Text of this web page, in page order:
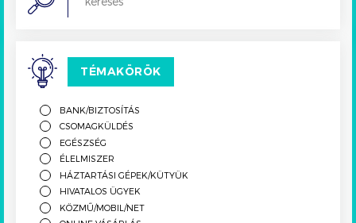
TÉMAKÖRÖK
BANK/BIZTOSÍTÁS
CSOMAGKÜLDÉS
EGÉSZSÉG
ÉLELMISZER
HÁZTARTÁSI GÉPEK/KÜTYÜK
HIVATALOS ÜGYEK
KÖZMŰ/MOBIL/NET